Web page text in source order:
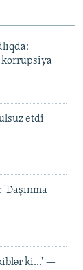
etdi
'Daşınma
ki...' —